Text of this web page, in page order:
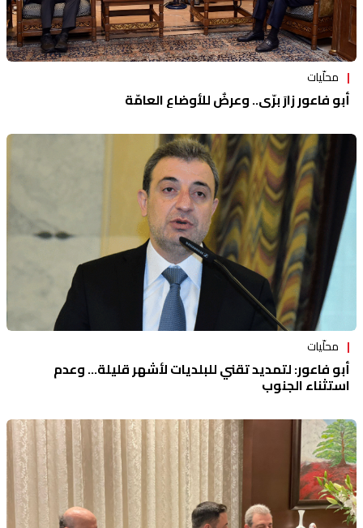
محلّيات
أبو فاعور زارَ برّي.. وعرضٌ للأوضاع العامّة
محلّيات
أبو فاعور: لتمديد تقني للبلديات لأشهر قليلة... وعدم
استثناء الجنوب